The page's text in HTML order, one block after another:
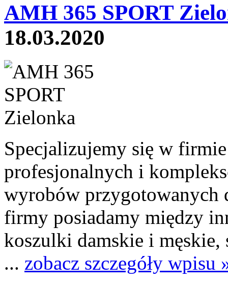
AMH 365 SPORT
18.03.2020
Specjalizujemy się w
profesjonalnych i
wyrobów przygotowanych
firmy posiadamy między
koszulki damskie i
... zobacz szczegóły wpisu